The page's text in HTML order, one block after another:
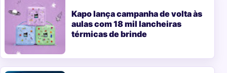
Kapo lança campanha de volta às
aulas com 18 mil lancheiras
térmicas de brinde